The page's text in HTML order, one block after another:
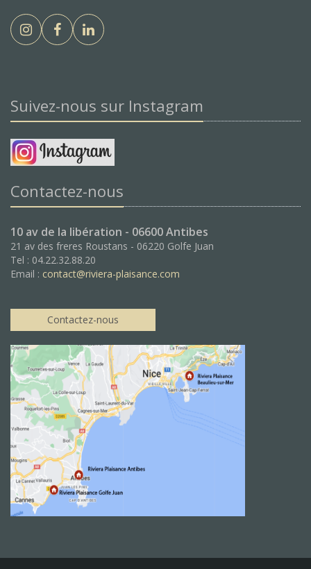
Suivez-nous sur Instagram
Contactez-nous
10 av de la libération - 06600 Antibes
21 av des freres Roustans - 06220 Golfe Juan
Tel : 04.22.32.88.20
Email : contact@riviera-plaisance.com
Contactez-nous